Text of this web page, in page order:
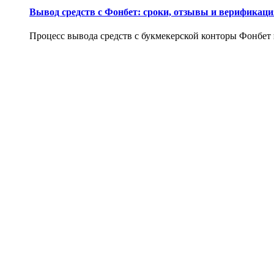
Вывод средств с Фонбет: сроки, отзывы и
Процесс вывода средств с букмекерской конторы Фонбет